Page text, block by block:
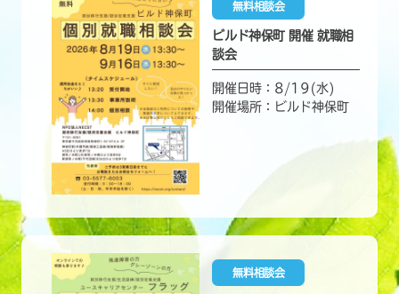
無料相談会
ビルド神保町 開催 就職相
談会
開催日時：8/19(水)
開催場所：ビルド神保町
無料相談会